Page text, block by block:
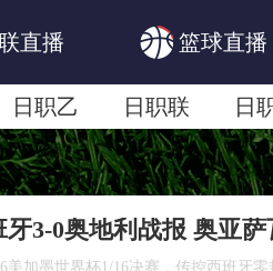
直播 篮球直播
日职乙 日职联 日
职联广岛三箭 日职联
美加墨世界杯1/16决赛，传控西班牙